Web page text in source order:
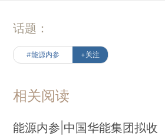
话题：
#能源内参 +关注
相关阅读
能源内参|中国华能集团拟收